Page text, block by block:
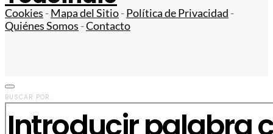
Cookies -Mapa del Sitio-Política de Privacidad -
Quiénes Somos -Contacto
BUSCAR POR: